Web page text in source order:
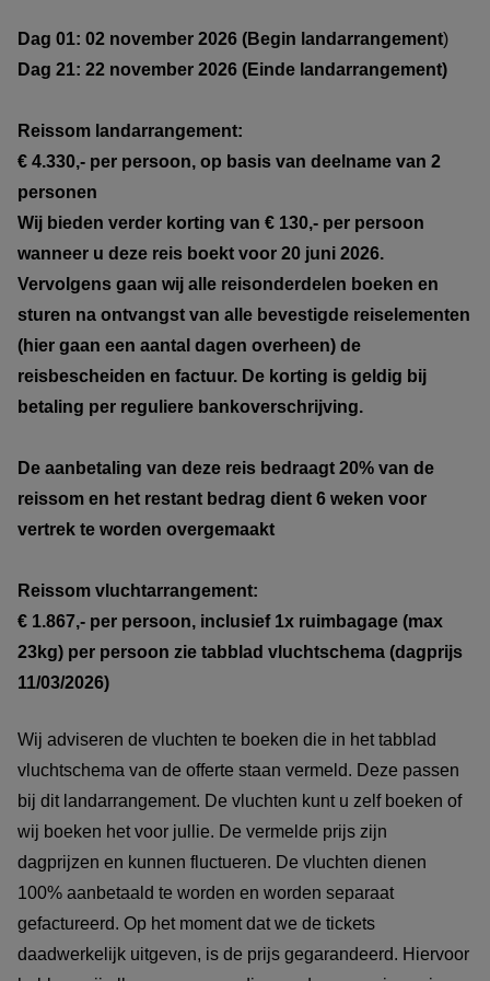
Dag 01: 02 november 2026 (Begin landarrangement)
Dag 21: 22 november 2026 (Einde landarrangement)
Reissom landarrangement:
€ 4.330,- per persoon, op basis van deelname van 2
personen
Wij bieden verder korting van € 130,- per persoon
wanneer u deze reis boekt voor 20 juni 2026.
Vervolgens gaan wij alle reisonderdelen boeken en
sturen na ontvangst van alle bevestigde reiselementen
(hier gaan een aantal dagen overheen) de
reisbescheiden en factuur. De korting is geldig bij
betaling per reguliere bankoverschrijving.
De aanbetaling van deze reis bedraagt 20% van de
reissom en het restant bedrag dient 6 weken voor
vertrek te worden overgemaakt
Reissom vluchtarrangement:
€ 1.867,- per persoon, inclusief 1x ruimbagage (max
23kg) per persoon zie tabblad vluchtschema (dagprijs
11/03/2026)
Wij adviseren de vluchten te boeken die in het tabblad
vluchtschema van de offerte staan vermeld. Deze passen
bij dit landarrangement. De vluchten kunt u zelf boeken of
wij boeken het voor jullie. De vermelde prijs zijn
dagprijzen en kunnen fluctueren. De vluchten dienen
100% aanbetaald te worden en worden separaat
gefactureerd. Op het moment dat we de tickets
daadwerkelijk uitgeven, is de prijs gegarandeerd. Hiervoor